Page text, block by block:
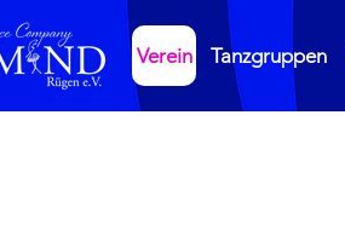
Verein Tanzgruppen